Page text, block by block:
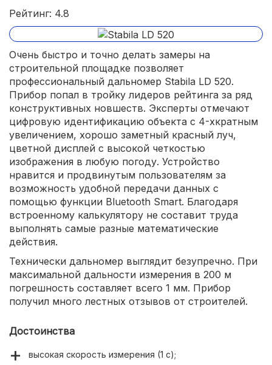
Рейтинг: 4.8
Очень быстро и точно делать замеры на
строительной площадке позволяет
профессиональный дальномер Stabila LD 520.
Прибор попал в тройку лидеров рейтинга за ряд
конструктивных новшеств. Эксперты отмечают
цифровую идентификацию объекта с 4-хкратным
увеличением, хорошо заметный красный луч,
цветной дисплей с высокой четкостью
изображения в любую погоду. Устройство
нравится и продвинутым пользователям за
возможность удобной передачи данных с
помощью функции Bluetooth Smart. Благодаря
встроенному калькулятору не составит труда
выполнять самые разные математические
действия.
Технически дальномер выглядит безупречно. При
максимальной дальности измерения в 200 м
погрешность составляет всего 1 мм. Прибор
получил много лестных отзывов от строителей.
Достоинства
высокая скорость измерения (1 с);